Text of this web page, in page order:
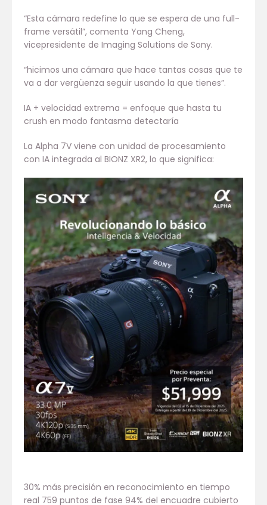
“Esta cámara redefine lo que se espera de una full-
frame versátil”, comenta Yang Cheng,
vicepresidente de Imaging Solutions de Sony.
“hicimos una cámara que hace tantas cosas que te
va a dar vergüenza seguir usando la que tienes”.
IA + velocidad extrema = enfoque que hasta tu
crush en modo fantasma detectaría
La Alpha 7V viene con unidad de procesamiento
con IA integrada al BIONZ XR2, lo que significa:
30% más precisión en reconocimiento en tiempo
real 759 puntos de fase 94% del encuadre cubierto